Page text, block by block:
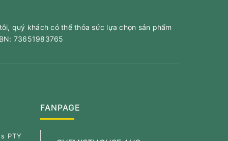
quý khách có thể thỏa sức lựa chọn sản phẩm
73651983765
PTY
FANPAGE